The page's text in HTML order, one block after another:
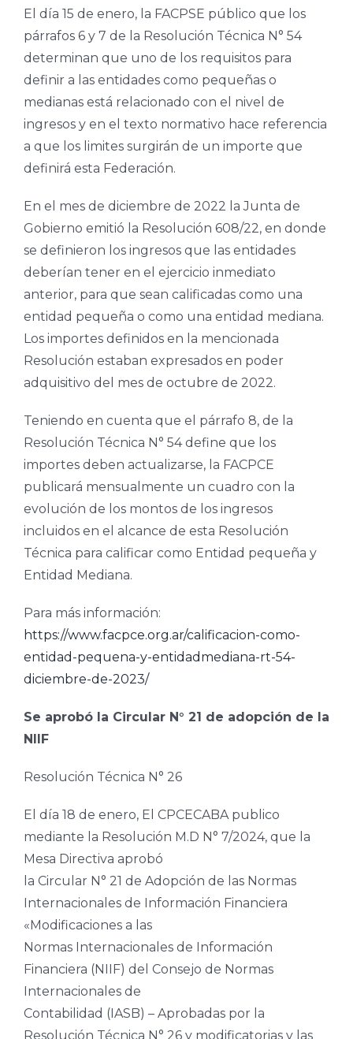
El día 15 de enero, la FACPSE público que los
párrafos 6 y 7 de la Resolución Técnica N° 54
determinan que uno de los requisitos para
definir a las entidades como pequeñas o
medianas está relacionado con el nivel de
ingresos y en el texto normativo hace referencia
a que los limites surgirán de un importe que
definirá esta Federación.
En el mes de diciembre de 2022 la Junta de
Gobierno emitió la Resolución 608/22, en donde
se definieron los ingresos que las entidades
deberían tener en el ejercicio inmediato
anterior, para que sean calificadas como una
entidad pequeña o como una entidad mediana.
Los importes definidos en la mencionada
Resolución estaban expresados en poder
adquisitivo del mes de octubre de 2022.
Teniendo en cuenta que el párrafo 8, de la
Resolución Técnica N° 54 define que los
importes deben actualizarse, la FACPCE
publicará mensualmente un cuadro con la
evolución de los montos de los ingresos
incluidos en el alcance de esta Resolución
Técnica para calificar como Entidad pequeña y
Entidad Mediana.
Para más información:
https://www.facpce.org.ar/calificacion-como-
entidad-pequena-y-entidadmediana-rt-54-
diciembre-de-2023/
Se aprobó la Circular N° 21 de adopción de la
NIIF
Resolución Técnica N° 26
El día 18 de enero, El CPCECABA publico
mediante la Resolución M.D N° 7/2024, que la
Mesa Directiva aprobó
la Circular N° 21 de Adopción de las Normas
Internacionales de Información Financiera
«Modificaciones a las
Normas Internacionales de Información
Financiera (NIIF) del Consejo de Normas
Internacionales de
Contabilidad (IASB) – Aprobadas por la
Resolución Técnica N° 26 y modificatorias y las